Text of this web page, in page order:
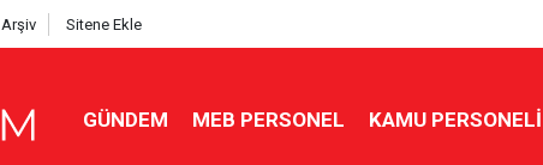
Arşiv Sitene Ekle
GÜNDEM MEB PERSONEL KAMU PERSONELİ